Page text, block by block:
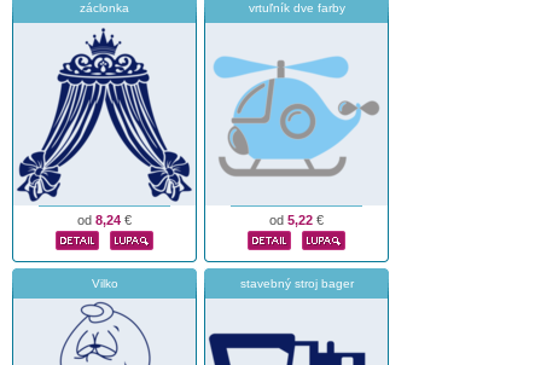
záclonka
od 8,24 €
vrtuľník dve farby
od 5,22 €
Vilko stavebný stroj bager